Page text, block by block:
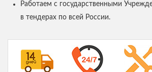
Работаем с государственными
в тендерах по всей России.